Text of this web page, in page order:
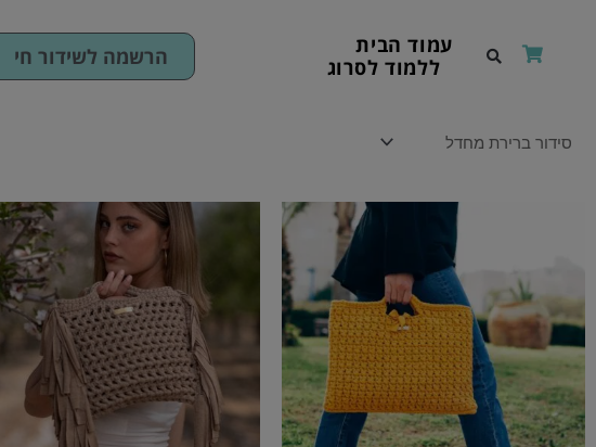
עמוד הבית
ללמוד לסרוג
הרשמה לשידור חי